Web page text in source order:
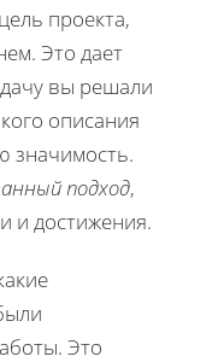
проекта,
Это дает
вы решали
описания
значимость.
подход,
и достижения.
Это